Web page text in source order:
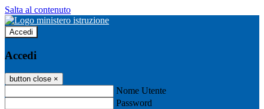
Salta al contenuto
Accedi
Accedi
button close ×
Nome Utente
Password